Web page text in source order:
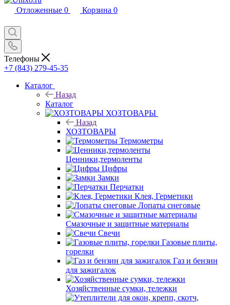
Отложенные 0 Корзина 0
Телефоны
+7 (843) 279-45-35
Каталог
Назад
Каталог
ХОЗТОВАРЫ
Назад
ХОЗТОВАРЫ
Термометры
Ценники,термоленты
Цифры
Замки
Перчатки
Клея, Герметики
Лопаты снеговые
Смазочные и защитные материалы
Свечи
Газовые плиты,
горелки
Газ и бензин
для зажигалок
Хозяйственные сумки, тележки